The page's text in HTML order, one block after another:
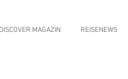
DISCOVER MAGAZIN REISENEWS